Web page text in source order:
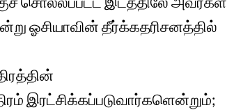
ஓசியாவின் தீர்க்கதரிசனத்தில்
இரட்சிக்கப்படுவார்களென்றும்;